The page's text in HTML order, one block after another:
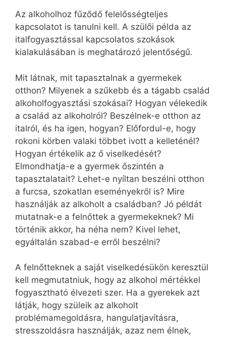
Az alkoholhoz fűződő felelősségteljes
kapcsolatot is tanulni kell. A szülői példa az
italfogyasztással kapcsolatos szokások
kialakulásában is meghatározó jelentőségű.
Mit látnak, mit tapasztalnak a gyermekek
otthon? Milyenek a szűkebb és a tágabb család
alkoholfogyasztási szokásai? Hogyan vélekedik
a család az alkoholról? Beszélnek-e otthon az
italról, és ha igen, hogyan? Előfordul-e, hogy
rokoni körben valaki többet ivott a kelleténél?
Hogyan értékelik az ő viselkedését?
Elmondhatja-e a gyermek őszintén a
tapasztalatait? Lehet-e nyíltan beszélni otthon
a furcsa, szokatlan eseményekről is? Mire
használják az alkoholt a családban? Jó példát
mutatnak-e a felnőttek a gyermekeknek? Mi
történik akkor, ha néha nem? Kivel lehet,
egyáltalán szabad-e erről beszélni?
A felnőtteknek a saját viselkedésükön keresztül
kell megmutatniuk, hogy az alkohol mértékkel
fogyasztható élvezeti szer. Ha a gyerekek azt
látják, hogy szüleik az alkoholt
problémamegoldásra, hangulatjavításra,
stresszoldásra használják, azaz nem élnek,